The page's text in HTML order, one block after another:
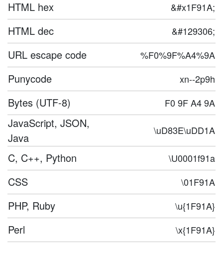
HTML hex &#x1F91A;
HTML dec &#129306;
URL escape code %F0%9F%A4%9A
Punycode xn--2p9h
Bytes (UTF-8) F0 9F A4 9A
JavaScript, JSON,
Java
\uD83E\uDD1A
C, C++, Python \U0001f91a
CSS \01F91A
PHP, Ruby \u{1F91A}
Perl \x{1F91A}